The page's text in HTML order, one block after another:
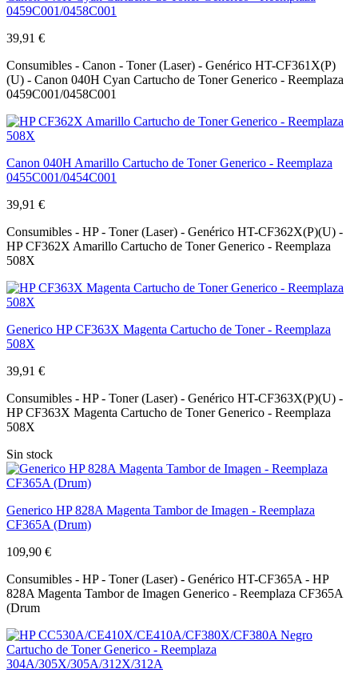
0459C001/0458C001
39,91 €
Consumibles - Canon - Toner (Laser) - Genérico HT-CF361X(P)
(U) - Canon 040H Cyan Cartucho de Toner Generico - Reemplaza
0459C001/0458C001
Canon 040H Amarillo Cartucho de Toner Generico - Reemplaza
0455C001/0454C001
39,91 €
Consumibles - HP - Toner (Laser) - Genérico HT-CF362X(P)(U) -
HP CF362X Amarillo Cartucho de Toner Generico - Reemplaza
508X
Generico HP CF363X Magenta Cartucho de Toner - Reemplaza
508X
39,91 €
Consumibles - HP - Toner (Laser) - Genérico HT-CF363X(P)(U) -
HP CF363X Magenta Cartucho de Toner Generico - Reemplaza
508X
Sin stock
Generico HP 828A Magenta Tambor de Imagen - Reemplaza
CF365A (Drum)
109,90 €
Consumibles - HP - Toner (Laser) - Genérico HT-CF365A - HP
828A Magenta Tambor de Imagen Generico - Reemplaza CF365A
(Drum